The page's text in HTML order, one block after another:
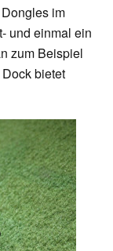
im
und einmal ein
zum Beispiel
bietet